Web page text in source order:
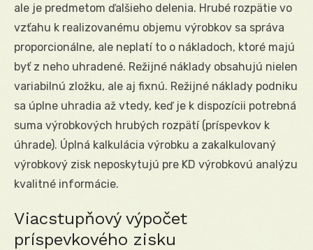
ale je predmetom ďalšieho delenia. Hrubé rozpätie vo
vzťahu k realizovanému objemu výrobkov sa správa
proporcionálne, ale neplatí to o nákladoch, ktoré majú
byť z neho uhradené. Režijné náklady obsahujú nielen
variabilnú zložku, ale aj fixnú. Režijné náklady podniku
sa úplne uhradia až vtedy, keď je k dispozícii potrebná
suma výrobkových hrubých rozpätí (príspevkov k
úhrade). Úplná kalkulácia výrobku a zakalkulovaný
výrobkový zisk neposkytujú pre KD výrobkovú analýzu
kvalitné informácie.
Viacstupňový výpočet
príspevkového zisku